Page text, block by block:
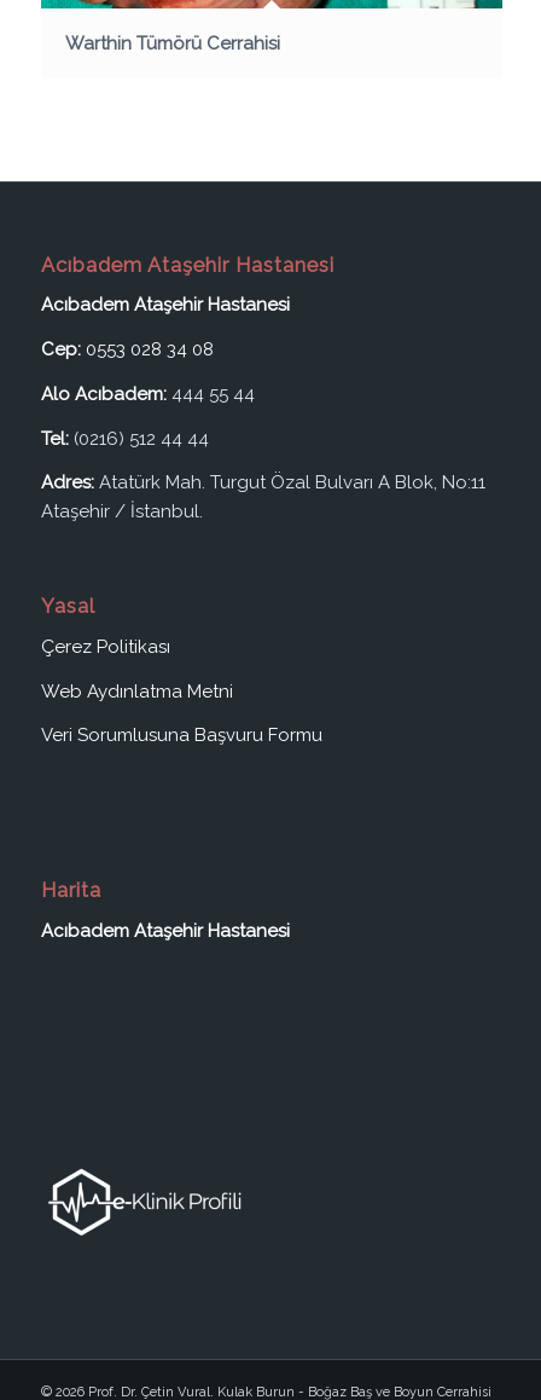
Warthin Tümörü Cerrahisi
Acıbadem Ataşehir Hastanesi
Acıbadem Ataşehir Hastanesi
Cep: 0553 028 34 08
Alo Acıbadem:444 55 44
Tel:(0216) 512 44 44
Adres:Atatürk Mah. Turgut Özal Bulvarı A Blok, No:11
Ataşehir / İstanbul.
Yasal
Çerez Politikası
Web Aydınlatma Metni
Veri Sorumlusuna Başvuru Formu
Harita
Acıbadem Ataşehir Hastanesi
© 2026 Prof. Dr. Çetin Vural. Kulak Burun - Boğaz Baş ve Boyun Cerrahisi